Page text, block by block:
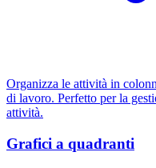
Organizza le attività in
di lavoro. Perfetto per la
attività.
Grafici a quadranti